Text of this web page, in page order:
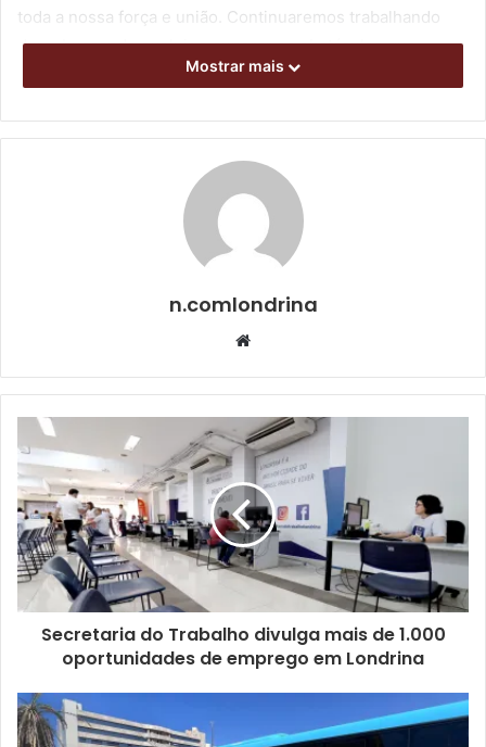
toda a nossa força e união. Continuaremos trabalhando
duro, buscando evoluir e superar os obstáculos que
surgirem no nosso caminho”, assegurou.
Casa cheia– Na última sexta-feira (7), a equipe
londrinense acabou não conseguindo superar o Flamengo,
apesar da garra em quadra e do público recorde de 4 mil
pessoas que compareceu ao Moringão para incentivar as
atletas. O time da casa perdeu por 3 sets a 2, mas deixou
a quadra sob aplausos da torcida.
Mostrar mais
n.comlondrina
Website
Secretaria do Trabalho divulga mais de 1.000
oportunidades de emprego em Londrina